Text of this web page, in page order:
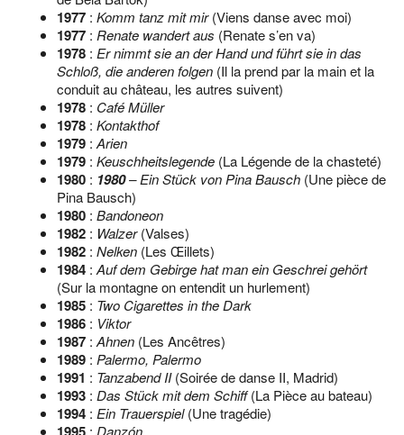
1977 : Komm tanz mit mir(Viens danse avec moi)
1977 : Renate wandert aus (Renate s’en va)
1978 : Er nimmt sie an der Hand und führt sie in das
Schloß, die anderen folgen (Il la prend par la main et la
conduit au château, les autres suivent)
1978 : Café Müller
1978 : Kontakthof
1979 : Arien
1979 : Keuschheitslegende (La Légende de la chasteté)
1980 : 1980– Ein Stück von Pina Bausch (Une pièce de
Pina Bausch)
1980 : Bandoneon
1982 : Walzer(Valses)
1982 : Nelken (Les Œillets)
1984 : Auf dem Gebirge hat man ein Geschrei gehört
(Sur la montagne on entendit un hurlement)
1985 : Two Cigarettes in the Dark
1986 : Viktor
1987 : Ahnen (Les Ancêtres)
1989 : Palermo, Palermo
1991 : Tanzabend II(Soirée de danse II, Madrid)
1993 : Das Stück mit dem Schiff(La Pièce au bateau)
1994 : Ein Trauerspiel(Une tragédie)
: Danzón